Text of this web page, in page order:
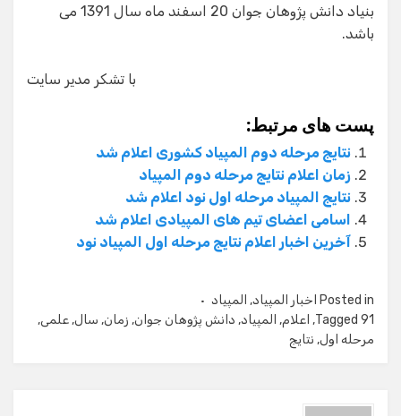
بنیاد دانش پژوهان جوان 20 اسفند ماه سال 1391 می
باشد.
با تشکر مدیر سایت
پست های مرتبط:
نتایج مرحله دوم المپیاد کشوری اعلام شد
زمان اعلام نتایج مرحله دوم المپیاد
نتایج المپیاد مرحله اول نود اعلام شد
اسامی اعضای تیم های المپیادی اعلام شد
آخرین اخبار اعلام نتایج مرحله اول المپیاد نود
Posted in اخبار المپیاد, المپیاد
Tagged 91
, اعلام, المپیاد, دانش پژوهان جوان, زمان, سال, علمی,
مرحله اول, نتایج